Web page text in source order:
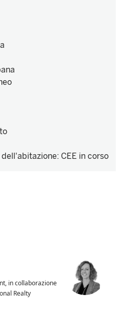
: CEE in corso
in collaborazione
Realty